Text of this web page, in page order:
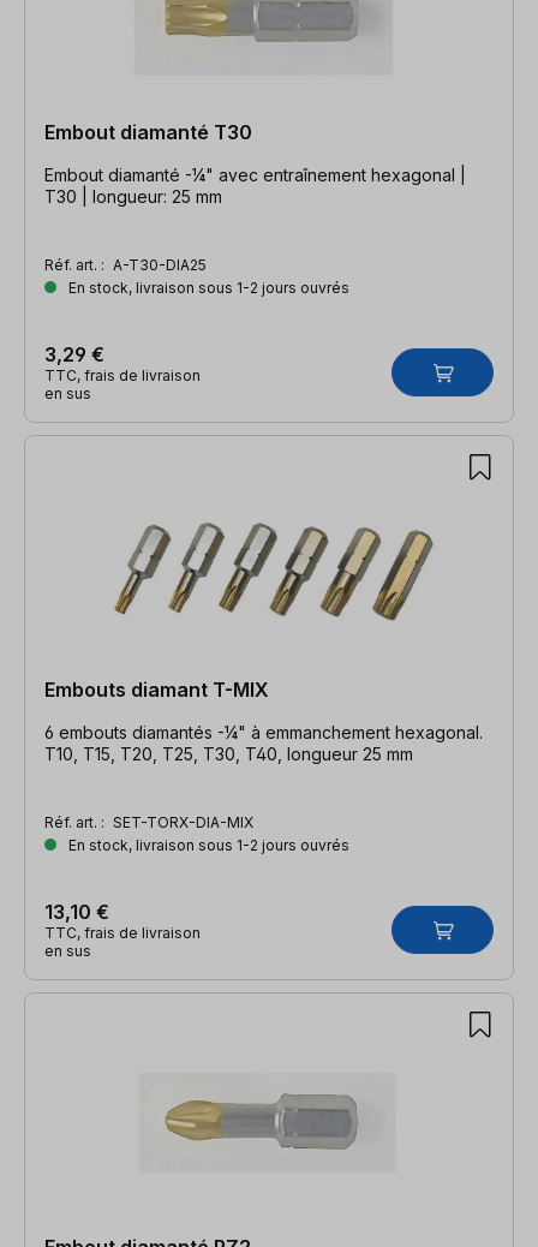
Embout diamanté T30
Embout diamanté -¼" avec entraînement hexagonal |
T30 | longueur: 25 mm
Réf. art. : A-T30-DIA25
En stock, livraison sous 1-2 jours ouvrés
3,29 €
TTC, frais de livraison
en sus
Embouts diamant T-MIX
6 embouts diamantés -¼" à emmanchement hexagonal.
T10, T15, T20, T25, T30, T40, longueur 25 mm
Réf. art. : SET-TORX-DIA-MIX
En stock, livraison sous 1-2 jours ouvrés
13,10 €
TTC, frais de livraison
en sus